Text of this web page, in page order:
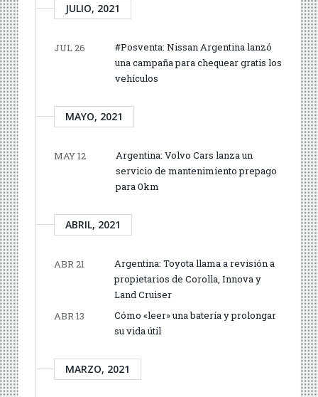
JULIO, 2021
JUL 26
#Posventa: Nissan Argentina lanzó
una campaña para chequear gratis los
vehículos
MAYO, 2021
MAY 12
Argentina: Volvo Cars lanza un
servicio de mantenimiento prepago
para 0km
ABRIL, 2021
ABR 21
Argentina: Toyota llama a revisión a
propietarios de Corolla, Innova y
Land Cruiser
ABR 13
Cómo «leer» una batería y prolongar
su vida útil
MARZO, 2021